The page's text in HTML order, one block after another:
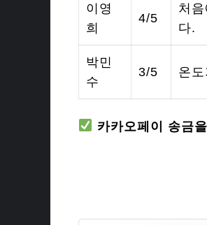
이영
희
4/5
처
다.
박민
수
3/5 온
카카오페이 송금